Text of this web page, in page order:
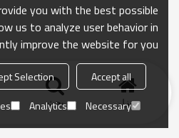
منزل بحث
you with the best possible
us to analyze user behavior in
improve the website for you.
Accept all
Selection
Necessary
Analytics